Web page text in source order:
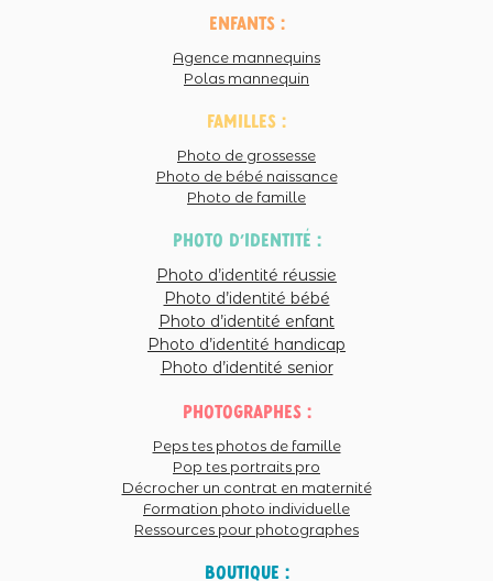
enfants :
Agence mannequins
Polas mannequin
familles :
Photo de grossesse
Photo de bébé naissance
Photo de famille
photo d'identité :
Photo d’identité réussie
Photo d’identité bébé
Photo d’identité enfant
Photo d’identité handicap
Photo d’identité senior
photographes :
Peps tes photos de famille
Pop tes portraits pro
Décrocher un contrat en maternité
Formation photo individuelle
Ressources pour photographes
Boutique :